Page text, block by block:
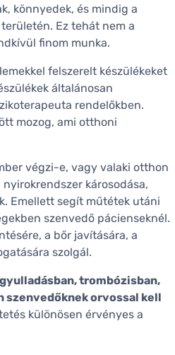
könnyedek, és mindig a
Ez tehát nem a
finom munka.
felszerelt készülékeket
általánosan
rendelőkben.
mozog, ami otthoni
végzi-e, vagy valaki otthon
nyirokrendszer károsodása,
Emellett segít műtétek utáni
szenvedő pácienseknél.
a bőr javítására, a
szolgál.
trombózisban,
szenvedőknek orvossal kell
különösen érvényes a